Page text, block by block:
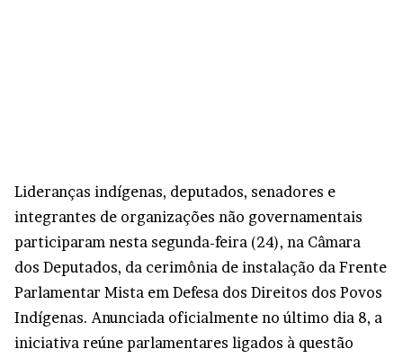
Lideranças indígenas, deputados, senadores e
integrantes de organizações não governamentais
participaram nesta segunda-feira (24), na Câmara
dos Deputados, da cerimônia de instalação da Frente
Parlamentar Mista em Defesa dos Direitos dos Povos
Indígenas. Anunciada oficialmente no último dia 8, a
iniciativa reúne parlamentares ligados à questão